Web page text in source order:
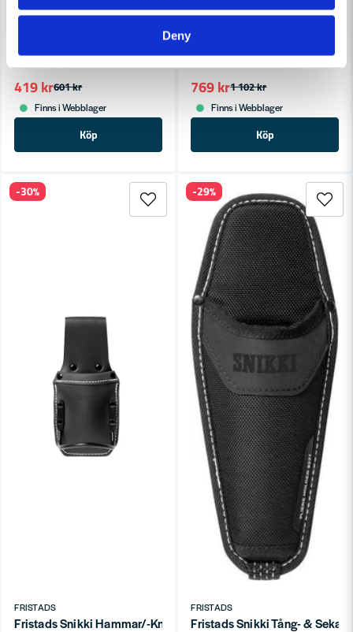
Deny
601 kr
419 kr
Finns i Webblager
Köp
1 102 kr
769 kr
Finns i Webblager
Köp
FRISTADS
Fristads Snikki Hammar/-Knivhållare 9223 LTHR Svart
-30%
FRISTADS
Fristads Snikki Tång- &
-29%